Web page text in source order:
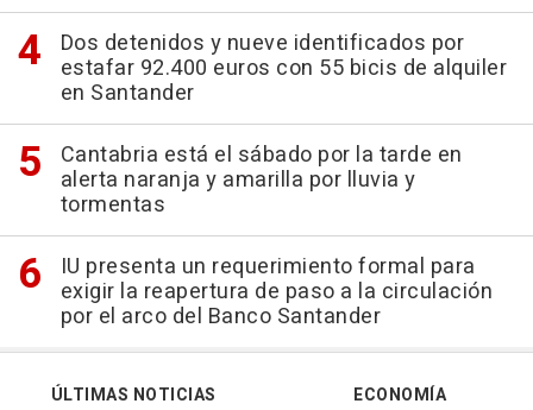
Dos detenidos y nueve identificados por
estafar 92.400 euros con 55 bicis de alquiler
en Santander
Cantabria está el sábado por la tarde en
alerta naranja y amarilla por lluvia y
tormentas
IU presenta un requerimiento formal para
exigir la reapertura de paso a la circulación
por el arco del Banco Santander
ÚLTIMAS NOTICIAS
ECONOMÍA